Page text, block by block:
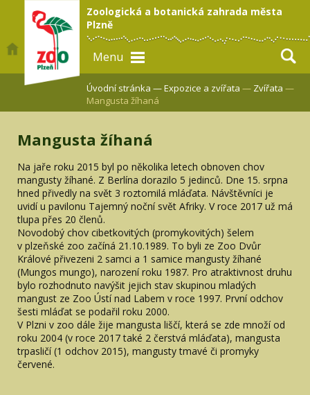
Zoologická a botanická zahrada města
Plzně
Menu
Úvodní stránka —Expozice a zvířata — Zvířata —
Mangusta žíhaná
Mangusta žíhaná
Na jaře roku 2015 byl po několika letech obnoven chov
mangusty žíhané. Z Berlína dorazilo 5 jedinců. Dne 15. srpna
hned přivedly na svět 3 roztomilá mláďata. Návštěvníci je
uvidí u pavilonu Tajemný noční svět Afriky. V roce 2017 už má
tlupa přes 20 členů.
Novodobý chov cibetkovitých (promykovitých) šelem
v plzeňské zoo začíná 21.10.1989. To byli ze Zoo Dvůr
Králové přivezeni 2 samci a 1 samice mangusty žíhané
(Mungos mungo), narození roku 1987. Pro atraktivnost druhu
bylo rozhodnuto navýšit jejich stav skupinou mladých
mangust ze Zoo Ústí nad Labem v roce 1997. První odchov
šesti mláďat se podařil roku 2000.
V Plzni v zoo dále žije mangusta liščí, která se zde množí od
roku 2004 (v roce 2017 také 2 čerstvá mláďata), mangusta
trpasličí (1 odchov 2015), mangusty tmavé či promyky
červené.